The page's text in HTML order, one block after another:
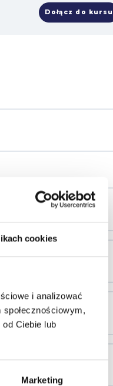
cookies
i analizować
Ciebie lub
Marketing
Dołącz do kursu